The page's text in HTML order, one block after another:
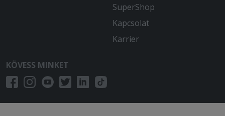
SuperShop
Kapcsolat
Karrier
KÖVESS MINKET